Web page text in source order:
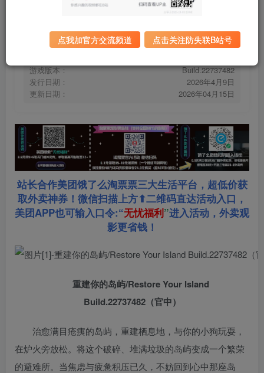
百度下载 UC下载
游戏大小：
5.1GB
游戏版本：
Build.22737482
发行日期：
2026年4月9日
更新日期：
2026年04月15日
站长合作美团饿了么淘票票三大生活平台，超低价获
取外卖神券！微信扫描上方⬆二维码直达活动入口，
美团APP也可输入口令:“无忧福利”进入活动，外卖观
影更省钱！
重建你的岛屿/Restore Your Island
Build.22737482（官中）
治愈满目疮痍的岛屿，重建栖息地，与你的小狗玩耍，
在炉火旁放松。将这个破碎、堆满垃圾的岛屿变成一个繁荣
的避难所。当焦虑与疲惫积压已久，不妨回到心中那座岛
点我加官方交流频道 点击关注防失联B站号